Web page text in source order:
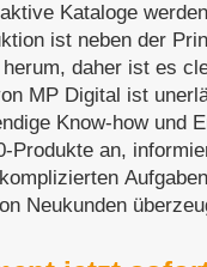
Kataloge
ist neben der
daher ist es
MP Digital ist
Know-how und
Produkte an,
Neukunden